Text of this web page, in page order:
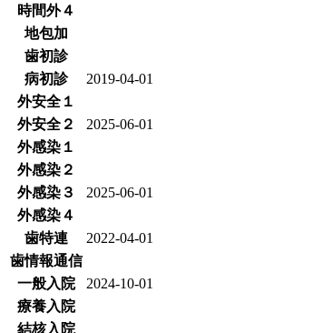
時間外４
地包加
歯初診
病初診
2019-04-01
外安全１
外安全２
2025-06-01
外感染１
外感染２
外感染３
2025-06-01
外感染４
歯特連
2022-04-01
歯情報通信
一般入院
2024-10-01
療養入院
結核入院